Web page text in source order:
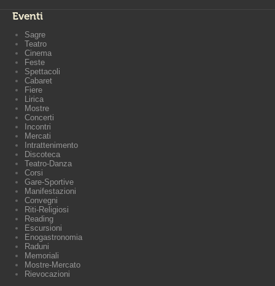
Eventi
Sagre
Teatro
Cinema
Feste
Spettacoli
Cabaret
Fiere
Lirica
Mostre
Concerti
Incontri
Mercati
Intrattenimento
Discoteca
Teatro-Danza
Corsi
Gare-Sportive
Manifestazioni
Convegni
Riti-Religiosi
Reading
Escursioni
Enogastronomia
Raduni
Memoriali
Mostre-Mercato
Rievocazioni